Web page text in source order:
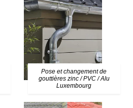
Pose et changement de
gouttières zinc / PVC / Alu
Luxembourg